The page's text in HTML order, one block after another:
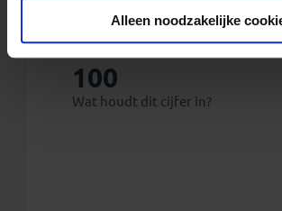
Alleen noodzakelijke
Local Impact
van deze reis:
100
Wat houdt dit cijfer in?